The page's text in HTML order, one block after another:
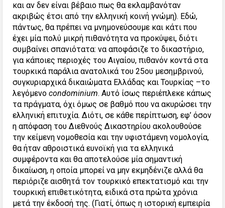
και αν δεν είναι βέβαιο πως θα εκλαμβανόταν
ακριβώς έτσι από την ελληνική κοινή γνώμη). Εδώ,
πάντως, θα πρέπει να μνημονεύσουμε και κάτι που
έχει μία πολύ μικρή πιθανότητα να προκύψει, διότι
συμβαίνει σπανιότατα: να αποφάσιζε το δικαστήριο,
για κάποιες περιοχές του Αιγαίου, πιθανόν κοντά στα
τουρκικά παράλια ανατολικά του 25ου μεσημβρινού,
συγκυριαρχικά δικαιώματα Ελλάδας και Τουρκίας –το
λεγόμενοcondominium. Αυτό ίσως περιέπλεκε κάπως
τα πράγματα, όχι όμως σε βαθμό που να ακυρώσει την
ελληνική επιτυχία. Διότι, σε κάθε περίπτωση, εφ’ όσον
η απόφαση του Διεθνούς Δικαστηρίου ακολουθούσε
την κείμενη νομοθεσία και την υφιστάμενη νομολογία,
θα ήταν αθροιστικά ευνοϊκή για τα ελληνικά
συμφέροντα και θα αποτελούσε μία σημαντική
δικαίωση, η οποία μπορεί να μην εκμηδένιζε αλλά θα
περιόριζε αισθητά τον τουρκικό επεκτατισμό και την
τουρκική επιθετικότητα, ειδικά στα πρώτα χρόνια
μετά την έκδοσή της. (Γιατί, όπως η ιστορική εμπειρία